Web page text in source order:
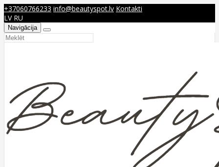
+37060766233 info@beautyspot.lv Kontakti
LV RU
Navigācija